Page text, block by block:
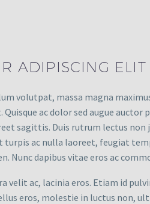
ADIPISCING ELIT
volutpat, massa magna
ac dolor sed augue
sagittis. Duis rutrum lectus non
ac nulla laoreet, feugiat
Nunc dapibus vitae eros ac
velit ac, lacinia eros. Etiam id
eros, molestie in luctus non,